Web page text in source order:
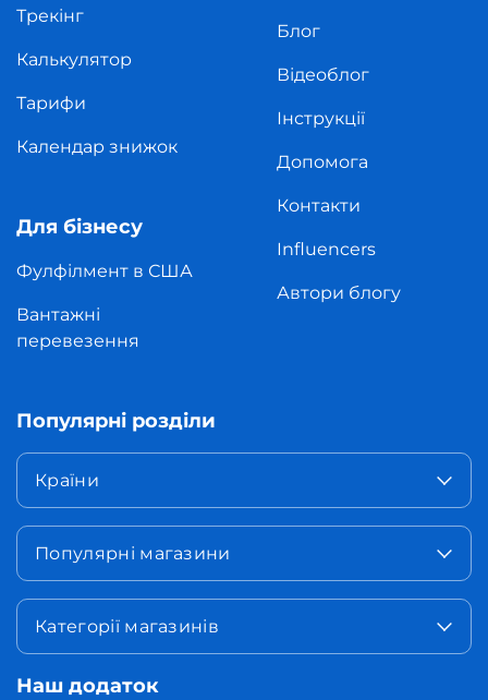
Трекінг
Калькулятор
Тарифи
Календар знижок
Для бізнесу
Фулфілмент в США
Вантажні
перевезення
Блог
Відеоблог
Інструкції
Допомога
Контакти
Influencers
Автори блогу
Популярні розділи
Країни
Популярні магазини
Категорії магазинів
Наш додаток